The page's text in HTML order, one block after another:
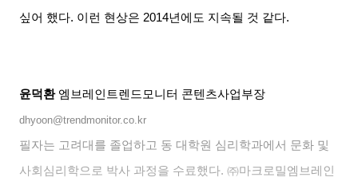
싶어 했다. 이런 현상은 2014년에도 지속될 것 같다.
윤덕환엠브레인트렌드모니터 콘텐츠사업부장
dhyoon@trendmonitor.co.kr
필자는 고려대를 졸업하고 동 대학원 심리학과에서 문화 및
사회심리학으로 박사 과정을 수료했다.㈜마크로밀엠브레인